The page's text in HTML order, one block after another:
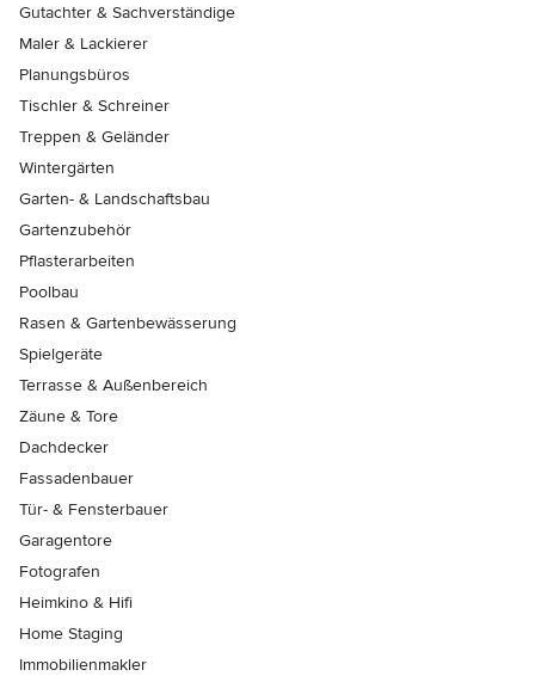
Gutachter & Sachverständige
Maler & Lackierer
Planungsbüros
Tischler & Schreiner
Treppen & Geländer
Wintergärten
Garten- & Landschaftsbau
Gartenzubehör
Pflasterarbeiten
Poolbau
Rasen & Gartenbewässerung
Spielgeräte
Terrasse & Außenbereich
Zäune & Tore
Dachdecker
Fassadenbauer
Tür- & Fensterbauer
Garagentore
Fotografen
Heimkino & Hifi
Home Staging
Immobilienmakler